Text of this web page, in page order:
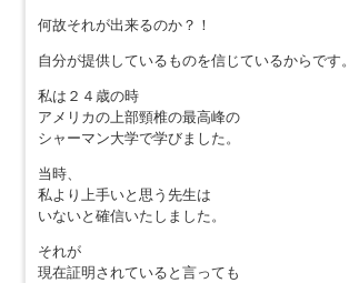
何故それが出来るのか？！
自分が提供しているものを信じているからです。
私は２４歳の時
アメリカの上部頸椎の最高峰の
シャーマン大学で学びました。
当時、
私より上手いと思う先生は
いないと確信いたしました。
それが
現在証明されていると言っても